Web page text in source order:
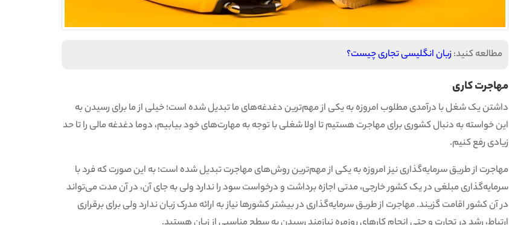
مطالعه کنید: زبان انگلیسی تجاری چیست؟
مهاجرت کاری
داشتن یک شغل با درآمدی مطلوب امروزه به یکی از مهم‌ترین دغدغه‌های ما تبدیل شده است؛ خیلی از ما برای رسیدن به
این خواسته به دنبال کشوری برای مهاجرت هستیم تا اولا شغلی با توجه به مهارت‌های خود بیابیم، دوما دغدغه مالی را تا حد
زیادی رفع کنیم.
مهاجرت از طریق سرمایه‌گذاری نیز امروزه به یکی از مهم‌ترین روش‌های مهاجرت تبدیل شده است؛ به این صورت که فرد با
سرمایه‌گذاری مبلغی در یک کشور خارجی، مدتی اجازه برداشت و درخواست سود را ندارد ولی به جای آن، در آن مدت می‌تواند
در آن کشور اقامت گزیند. مهاجرت از طریق سرمایه‌گذاری در بیشتر کشورها نیاز به ارائه مدرک زبان ندارد ولی برای برقراری